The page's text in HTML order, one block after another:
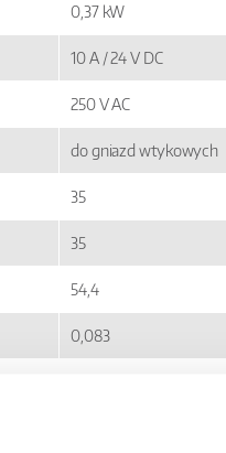
0,37 kW
10 A / 24 V DC
250 V AC
do gniazd wtykowych
35
35
54,4
0,083